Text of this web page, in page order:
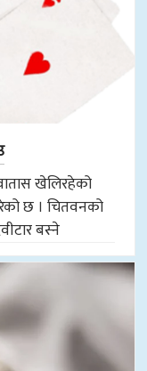
खेलिरहेको
छ । चितवनको
बस्ने